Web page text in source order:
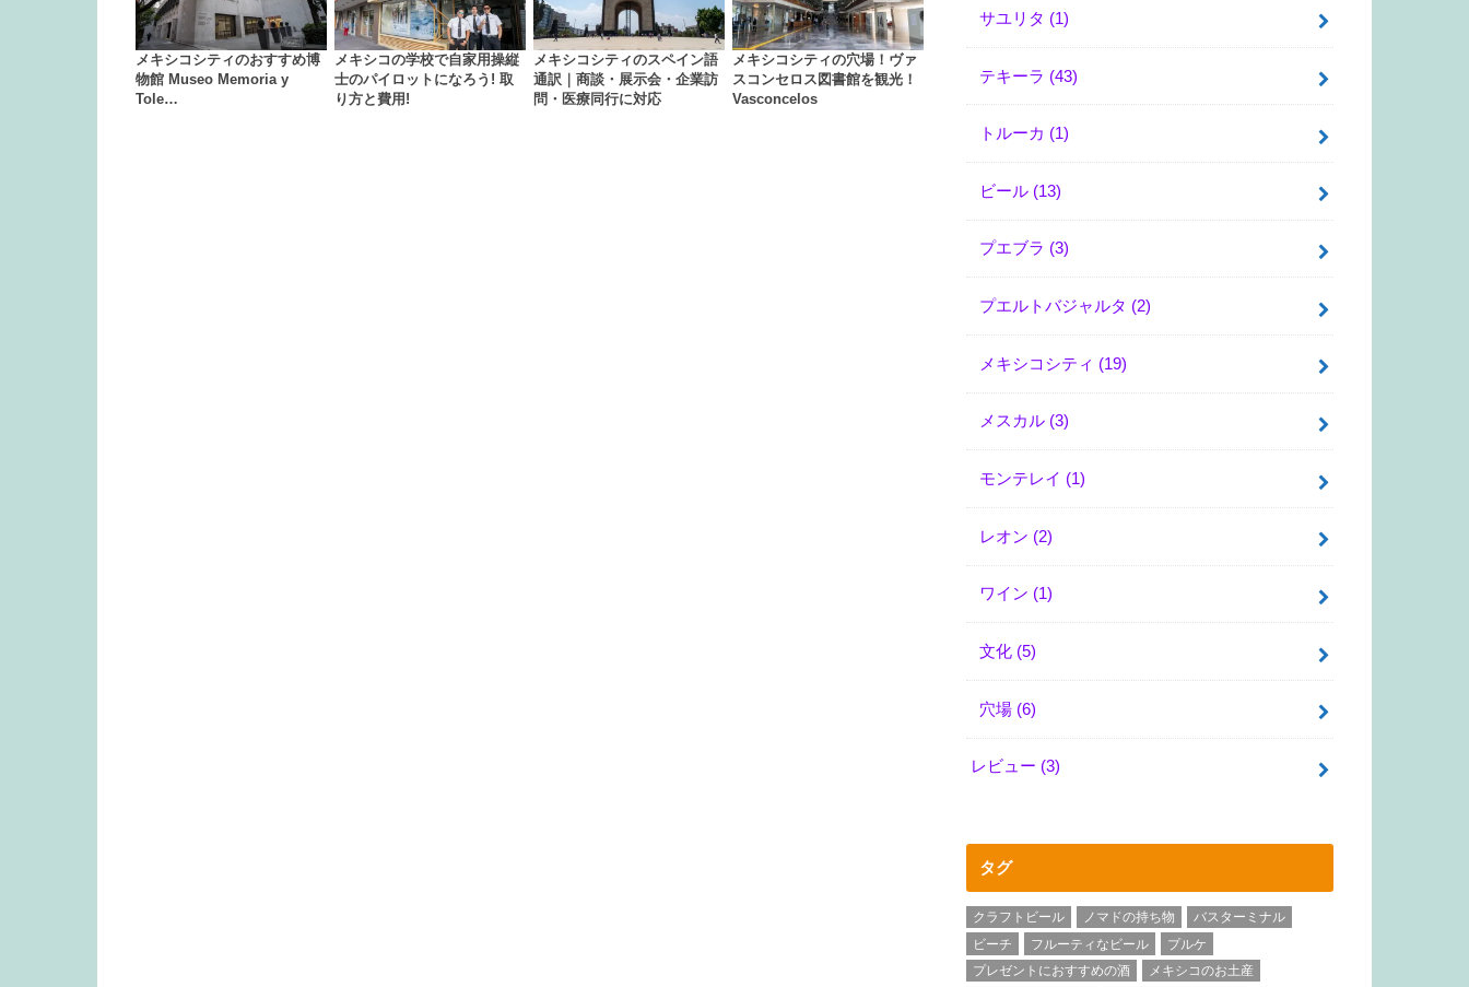
メキシコシティのおすすめ博
物館 Museo Memoria y
Tole…
メキシコの学校で自家用操縦
士のパイロットになろう! 取
り方と費用!
メキシコシティのスペイン語
通訳｜商談・展示会・企業訪
問・医療同行に対応
メキシコシティの穴場！ヴァ
スコンセロス図書館を観光！
Vasconcelos
サユリタ (1)
テキーラ (43)
トルーカ (1)
ビール (13)
プエブラ (3)
プエルトバジャルタ (2)
メキシコシティ (19)
メスカル (3)
モンテレイ (1)
レオン (2)
ワイン (1)
文化 (5)
穴場 (6)
レビュー (3)
タグ
クラフトビール ノマドの持ち物
バスターミナル
ビーチ
フルーティなビール
プルケ
プレゼントにおすすめの酒
メキシコのお土産